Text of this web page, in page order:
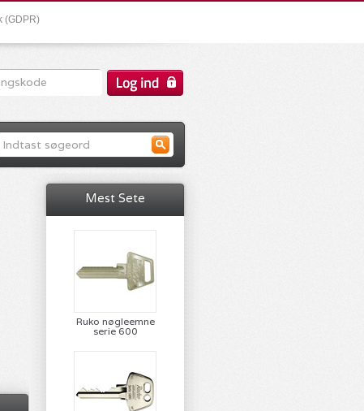
(GDPR)
Mest Sete
Ruko nøgleemne
serie 600